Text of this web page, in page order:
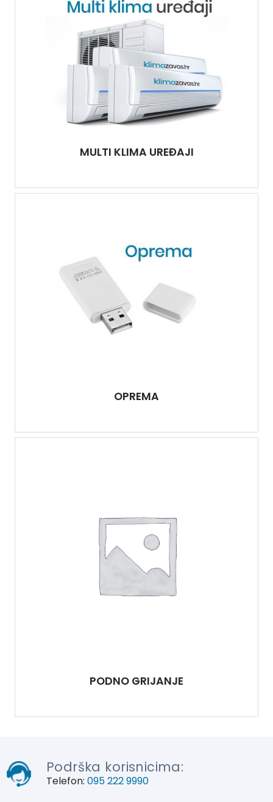
MULTI KLIMA UREĐAJI
OPREMA
PODNO GRIJANJE
Podrška korisnicima:
Telefon: 095 222 9990